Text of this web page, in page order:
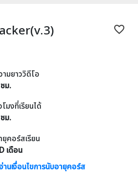
favorite_border
ามยาววิดีโอ
ม.
โมงที่เรียนได้
ม.
ยุคอร์สเรียน
เดือน
นเงื่อนไขการนับอายุคอร์ส